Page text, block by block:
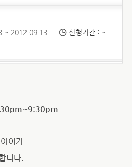
~ 2012.09.13 신청기간 : ~
이가
니다.